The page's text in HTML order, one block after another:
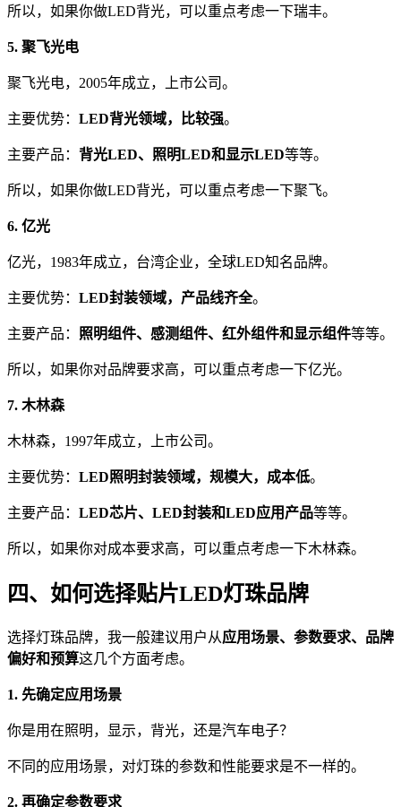
所以，如果你做LED背光，可以重点考虑一下瑞丰。
5. 聚飞光电
聚飞光电，2005年成立，上市公司。
主要优势： LED背光领域，比较强。
主要产品： 背光LED、照明LED和显示LED等等。
所以，如果你做LED背光，可以重点考虑一下聚飞。
6. 亿光
亿光，1983年成立，台湾企业，全球LED知名品牌。
主要优势： LED封装领域，产品线齐全。
主要产品： 照明组件、感测组件、红外组件和显示组件等等。
所以，如果你对品牌要求高，可以重点考虑一下亿光。
7. 木林森
木林森，1997年成立，上市公司。
主要优势： LED照明封装领域，规模大，成本低。
主要产品： LED芯片、LED封装和LED应用产品等等。
所以，如果你对成本要求高，可以重点考虑一下木林森。
四、如何选择贴片LED灯珠品牌
选择灯珠品牌，我一般建议用户从应用场景、参数要求、品牌
偏好和预算这几个方面考虑。
1. 先确定应用场景
你是用在照明，显示，背光，还是汽车电子？
不同的应用场景，对灯珠的参数和性能要求是不一样的。
2. 再确定参数要求